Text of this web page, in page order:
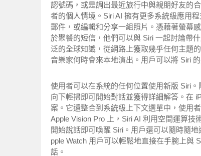
認號碼，或是調出最近旅行中與親朋好友的
者的個人情境。Siri AI 擁有更多系統級應用
郵件，或編輯和分享一組照片。憑藉著螢幕
於聚餐的短信，他們可以與 Siri 一起討論帶
泛的全球知識，從網路上獲取幾乎任何主題
音樂家何時會來本地演出。用戶可以將 Siri
使用者可以在系統的任何位置使用新版 Siri
向下輕掃即可開始對話並獲得詳細解答。在
案。它還整合到系統級上下文選單中，使用
Apple Vision Pro 上，Siri AI 利用空間運算
開始說話即可喚醒 Siri。用戶還可以隨時隨
pple Watch 用戶可以輕鬆地直接在手腕上與
話。